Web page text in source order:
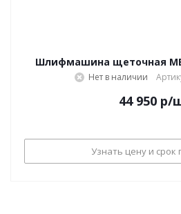
Шлифмашина щеточная
Нет в наличии
44 950 р/
Узнать цену и срок